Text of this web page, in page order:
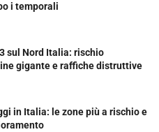
i temporali
sul Nord Italia: rischio
gigante e raffiche distruttive
in Italia: le zone più a rischio e